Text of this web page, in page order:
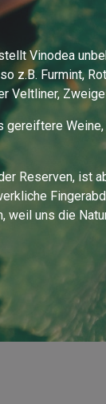
Vinodea
z.B. Furmint,
Veltliner,
gereiftere
Reserven, ist
weil uns die